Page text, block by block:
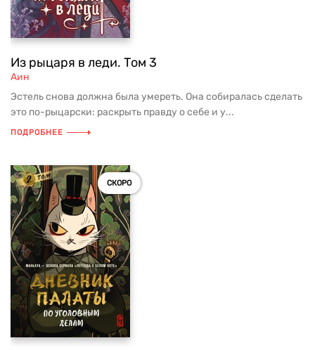
Из рыцаря в леди. Том 3
Аин
Эстель снова должна была умереть. Она собиралась сделать
это по-рыцарски: раскрыть правду о себе и у...
ПОДРОБНЕЕ
СКОРО